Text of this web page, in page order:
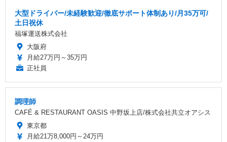
大型ドライバー/未経験歓迎/徹底サポート体制あり/月35万可/
土日祝休
福塚運送株式会社
大阪府
月給27万円～35万円
正社員
調理師
CAFÉ & RESTAURANT OASIS 中野坂上店/株式会社共立オアシス
東京都
月給21万8,000円～24万円